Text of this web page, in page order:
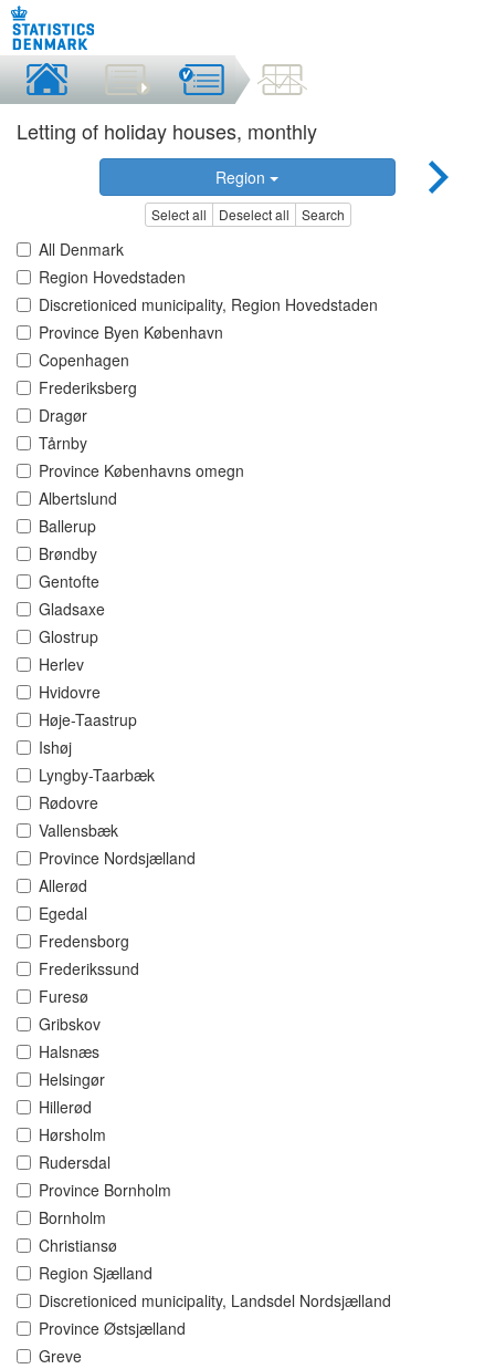
Letting of holiday houses, monthly
Region
Select all Deselect all Search
All Denmark
Region Hovedstaden
Discretioniced municipality, Region Hovedstaden
Province Byen København
Copenhagen
Frederiksberg
Dragør
Tårnby
Province Københavns omegn
Albertslund
Ballerup
Brøndby
Gentofte
Gladsaxe
Glostrup
Herlev
Hvidovre
Høje-Taastrup
Ishøj
Lyngby-Taarbæk
Rødovre
Vallensbæk
Province Nordsjælland
Allerød
Egedal
Fredensborg
Frederikssund
Furesø
Gribskov
Halsnæs
Helsingør
Hillerød
Hørsholm
Rudersdal
Province Bornholm
Bornholm
Christiansø
Region Sjælland
Discretioniced municipality, Landsdel Nordsjælland
Province Østsjælland
Greve